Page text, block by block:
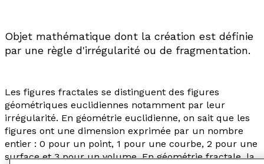
Objet mathématique dont la création est définie
par une règle d'irrégularité ou de fragmentation.
Les figures fractales se distinguent des figures
géométriques euclidiennes notamment par leur
irrégularité. En géométrie euclidienne, on sait que les
figures ont une dimension exprimée par un nombre
entier : 0 pour un point, 1 pour une courbe, 2 pour une
surface et 3 pour un volume. En géométrie fractale, la